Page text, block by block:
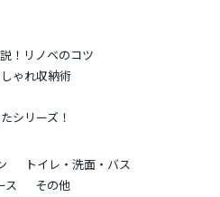
！リノベのコツ
ゃれ収納術
シリーズ！
トイレ・洗面・バス
ス
その他